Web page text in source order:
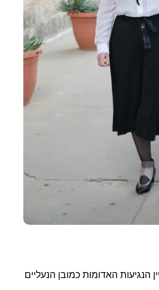
הנגיעות האדומות כמובן הנעליים